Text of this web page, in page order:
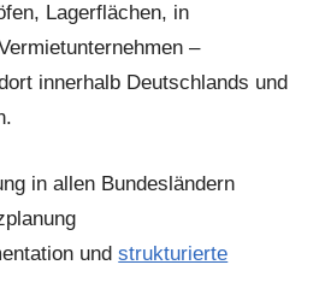
Lagerflächen, in
–
innerhalb Deutschlands und
in allen Bundesländern
undstrukturierte